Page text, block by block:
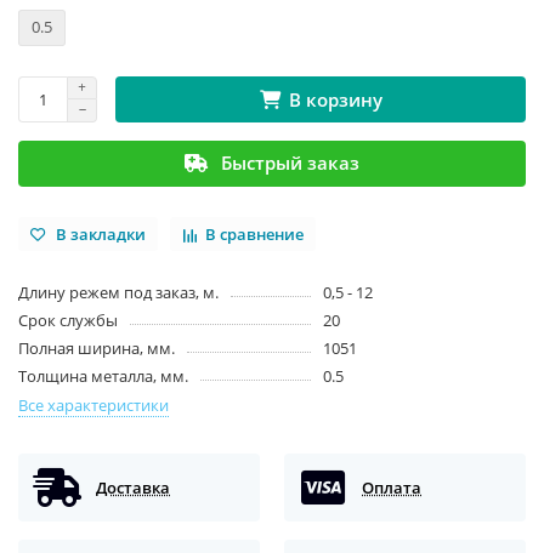
0.5
В корзину
Быстрый заказ
В закладки В сравнение
Длину режем под заказ, м.
0,5 - 12
Срок службы
20
Полная ширина, мм.
1051
Толщина металла, мм.
0.5
Все характеристики
Доставка Оплата